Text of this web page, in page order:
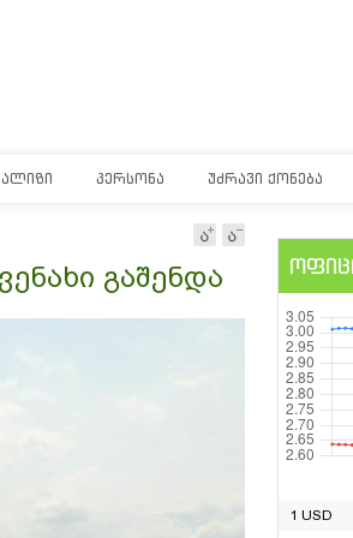
ᲞᲔᲠᲡᲝᲜᲐ ᲣᲫᲠᲐᲕᲘ ᲥᲝᲜᲔᲑᲐ
გაშენდა
1 USD